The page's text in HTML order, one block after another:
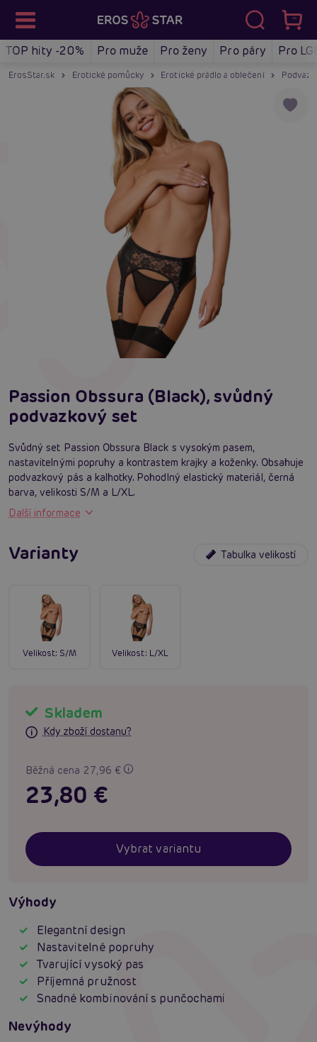
TOP hity -20% Pro muže Pro ženy Pro páry Pro
ErosStar.sk Erotické pomůcky Erotické prádlo a oblečení
Passion Obssura (Black), svůdný
podvazkový set
Svůdný set Passion Obssura Black s vysokým pasem,
nastavitelnými popruhy a kontrastem krajky a koženky. Obsahuje
podvazkový pás a kalhotky. Pohodlný elastický materiál, černá
barva, velikosti S/M a L/XL.
Další informace
Varianty Tabulka velikostí
Velikost: S/M Velikost: L/XL
Skladem
Kdy zboží dostanu?
Běžná cena 27,96 €
23,80 €
Vybrat variantu
Výhody
Elegantní design
Nastavitelné popruhy
Tvarující vysoký pas
Příjemná pružnost
Snadné kombinování s punčochami
Nevýhody